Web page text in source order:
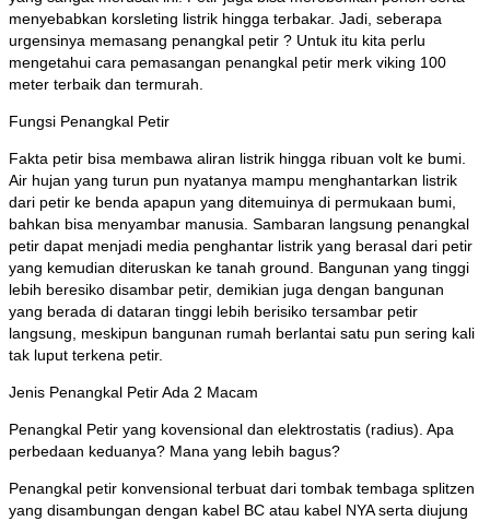
menyebabkan korsleting listrik hingga terbakar. Jadi, seberapa
urgensinya memasang penangkal petir ? Untuk itu kita perlu
mengetahui cara pemasangan penangkal petir merk viking 100
meter terbaik dan termurah.
Fungsi Penangkal Petir
Fakta petir bisa membawa aliran listrik hingga ribuan volt ke bumi.
Air hujan yang turun pun nyatanya mampu menghantarkan listrik
dari petir ke benda apapun yang ditemuinya di permukaan bumi,
bahkan bisa menyambar manusia. Sambaran langsung penangkal
petir dapat menjadi media penghantar listrik yang berasal dari petir
yang kemudian diteruskan ke tanah ground. Bangunan yang tinggi
lebih beresiko disambar petir, demikian juga dengan bangunan
yang berada di dataran tinggi lebih berisiko tersambar petir
langsung, meskipun bangunan rumah berlantai satu pun sering kali
tak luput terkena petir.
Jenis Penangkal Petir Ada 2 Macam
Penangkal Petir yang kovensional dan elektrostatis (radius). Apa
perbedaan keduanya? Mana yang lebih bagus?
Penangkal petir konvensional terbuat dari tombak tembaga splitzen
yang disambungan dengan kabel BC atau kabel NYA serta diujung